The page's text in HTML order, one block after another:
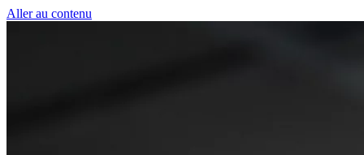
Aller au contenu
Panneau de gestion des cookies